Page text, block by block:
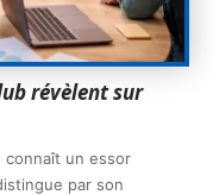
révèlent sur
connaît un essor
par son